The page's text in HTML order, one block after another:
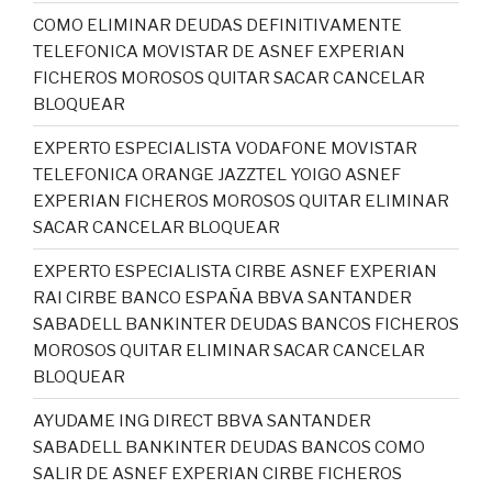
COMO ELIMINAR DEUDAS DEFINITIVAMENTE
TELEFONICA MOVISTAR DE ASNEF EXPERIAN
FICHEROS MOROSOS QUITAR SACAR CANCELAR
BLOQUEAR
EXPERTO ESPECIALISTA VODAFONE MOVISTAR
TELEFONICA ORANGE JAZZTEL YOIGO ASNEF
EXPERIAN FICHEROS MOROSOS QUITAR ELIMINAR
SACAR CANCELAR BLOQUEAR
EXPERTO ESPECIALISTA CIRBE ASNEF EXPERIAN
RAI CIRBE BANCO ESPAÑA BBVA SANTANDER
SABADELL BANKINTER DEUDAS BANCOS FICHEROS
MOROSOS QUITAR ELIMINAR SACAR CANCELAR
BLOQUEAR
AYUDAME ING DIRECT BBVA SANTANDER
SABADELL BANKINTER DEUDAS BANCOS COMO
SALIR DE ASNEF EXPERIAN CIRBE FICHEROS